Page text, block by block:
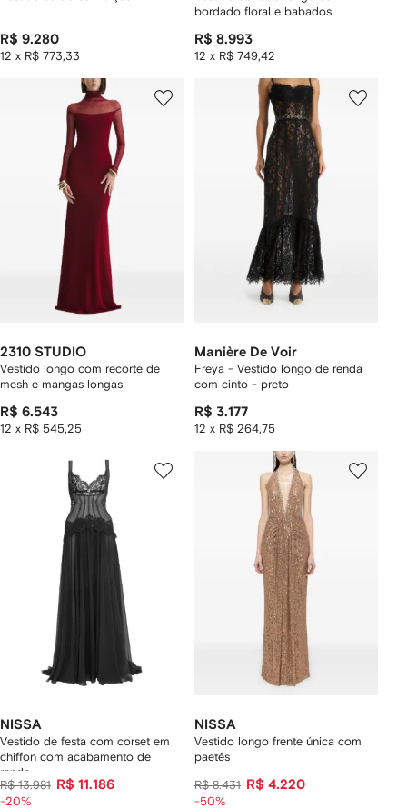
R$ 9.280
12 x R$ 773,33
bordado floral e babados
R$ 8.993
12 x R$ 749,42
2310 STUDIO
Vestido longo com recorte de
mesh e mangas longas
R$ 6.543
12 x R$ 545,25
Manière De Voir
Freya - Vestido longo de renda
com cinto - preto
R$ 3.177
12 x R$ 264,75
NISSA
Vestido de festa com corset em
chiffon com acabamento de
renda
R$ 13.981
R$ 11.186
-20%
NISSA
Vestido longo frente única com
paetês
R$ 8.431 R$ 4.220
-50%